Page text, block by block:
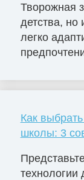
Творожная
детства, но
легко
Как
школы: 3
технологии